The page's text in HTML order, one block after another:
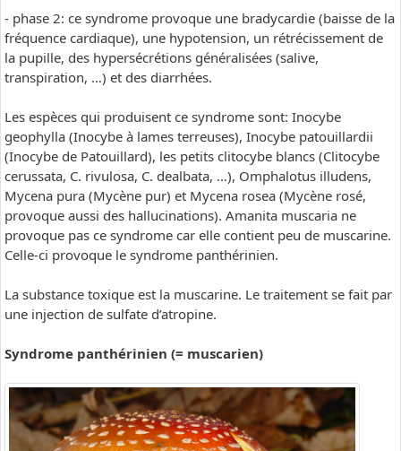
- phase 2: ce syndrome provoque une bradycardie (baisse de la
fréquence cardiaque), une hypotension, un rétrécissement de
la pupille, des hypersécrétions généralisées (salive,
transpiration, …) et des diarrhées.
Les espèces qui produisent ce syndrome sont: Inocybe
geophylla (Inocybe à lames terreuses), Inocybe patouillardii
(Inocybe de Patouillard), les petits clitocybe blancs (Clitocybe
cerussata, C. rivulosa, C. dealbata, …), Omphalotus illudens,
Mycena pura (Mycène pur) et Mycena rosea (Mycène rosé,
provoque aussi des hallucinations). Amanita muscaria ne
provoque pas ce syndrome car elle contient peu de muscarine.
Celle-ci provoque le syndrome panthérinien.
La substance toxique est la muscarine. Le traitement se fait par
une injection de sulfate d’atropine.
Syndrome panthérinien (= muscarien)